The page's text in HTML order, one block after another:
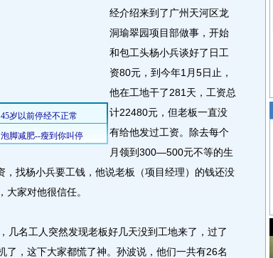
经介绍来到了广州天河区龙
洞瑜翠园项目部做事，开始
和包工头杨小兵谈好了日工
资80元，到今年1月5日止，
他在工地干了281天，工资总
计22480元，但老板一直没
有给他发过工资。除去每个
月领到300—500元不等的生
找杨小兵要工钱，他说老板（项目经理）的钱还没
大家对他很信任。
名工人突然发现老板好几天没到工地来了，过了
了，这下大家都慌了神。孙波说，他们一共有26名